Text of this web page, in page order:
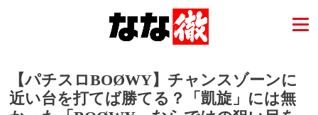
【パチスロBOØWY】チャンスゾーンに
近い台を打てば勝てる？「凱旋」には無